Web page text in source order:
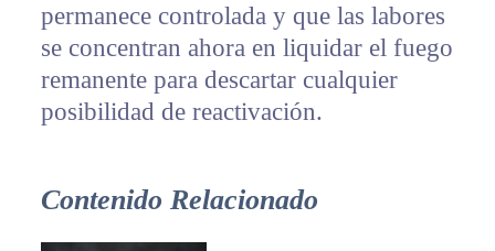
permanece controlada y que las labores
se concentran ahora en liquidar el fuego
remanente para descartar cualquier
posibilidad de reactivación.
Contenido Relacionado